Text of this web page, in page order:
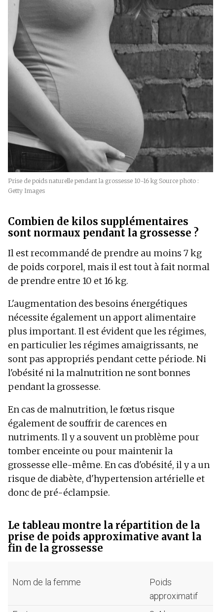
Prise de poids naturelle pendant la grossesse 10-16 kg Source photo :
Getty Images
Combien de kilos supplémentaires
sont normaux pendant la grossesse ?
Il est recommandé de prendre au moins 7 kg
de poids corporel, mais il est tout à fait normal
de prendre entre 10 et 16 kg.
L'augmentation des besoins énergétiques
nécessite également un apport alimentaire
plus important. Il est évident que les régimes,
en particulier les régimes amaigrissants, ne
sont pas appropriés pendant cette période. Ni
l'obésité ni la malnutrition ne sont bonnes
pendant la grossesse.
En cas de malnutrition, le fœtus risque
également de souffrir de carences en
nutriments. Il y a souvent un problème pour
tomber enceinte ou pour maintenir la
grossesse elle-même. En cas d'obésité, il y a un
risque de diabète, d'hypertension artérielle et
donc de pré-éclampsie.
Le tableau montre la répartition de la
prise de poids approximative avant la
fin de la grossesse
Nom de la femme
Poids
approximatif